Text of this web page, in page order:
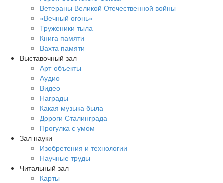
Ветераны Великой Отечественной войны
«Вечный огонь»
Труженики тыла
Книга памяти
Вахта памяти
Выставочный зал
Арт-объекты
Аудио
Видео
Награды
Какая музыка была
Дороги Сталинграда
Прогулка с умом
Зал науки
Изобретения и технологии
Научные труды
Читальный зал
Карты